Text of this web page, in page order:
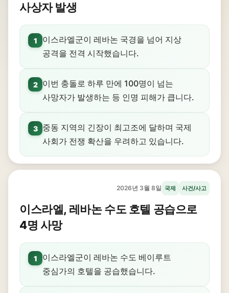
사상자 발생
1
이스라엘군이 레바논 국경을 넘어 지상
공격을 전격 시작했습니다.
2
이번 충돌로 하루 만에 100명이 넘는
사망자가 발생하는 등 인명 피해가 큽니다.
3
중동 지역의 긴장이 최고조에 달하며 국제
사회가 전쟁 확산을 우려하고 있습니다.
2026년 3월 8일 국제 사건/사고
이스라엘, 레바논 수도 호텔 공습으로
4명 사망
1
이스라엘군이 레바논 수도 베이루트
중심가의 호텔을 공습했습니다.